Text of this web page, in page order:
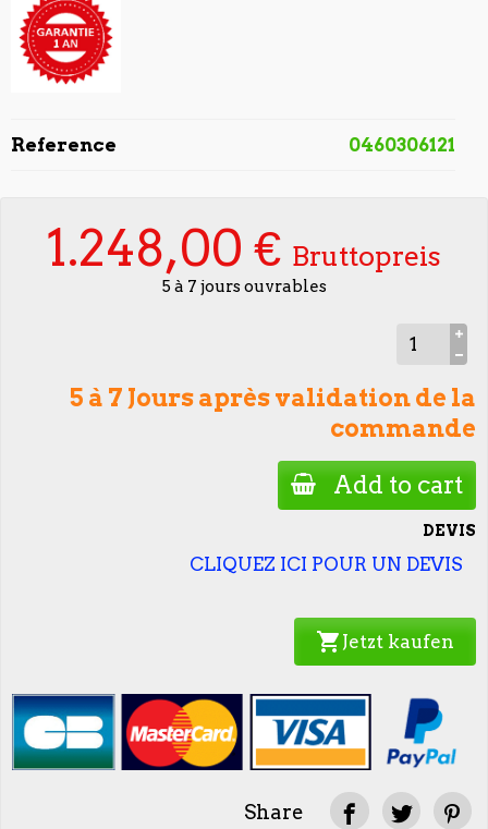
Reference 0460306121
1.248,00 € Bruttopreis
5 à 7 jours ouvrables
5 à 7 Jours après validation de la
commande
Add to cart
DEVIS
CLIQUEZ ICI POUR UN DEVIS
shopping_cart Jetzt kaufen
Share